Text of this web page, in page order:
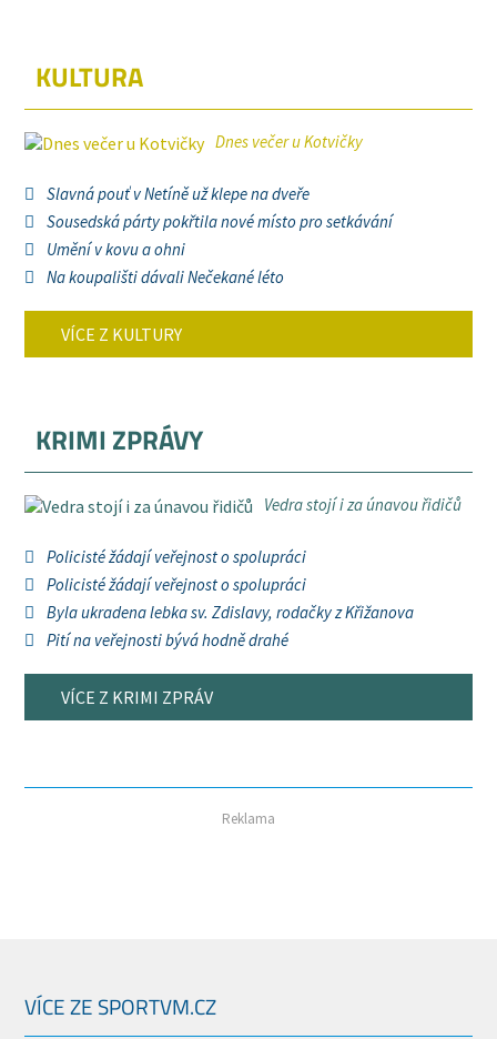
KULTURA
Dnes večer u Kotvičky
Slavná pouť v Netíně už klepe na dveře
Sousedská párty pokřtila nové místo pro setkávání
Umění v kovu a ohni
Na koupališti dávali Nečekané léto
VÍCE Z KULTURY
KRIMI ZPRÁVY
Vedra stojí i za únavou řidičů
Policisté žádají veřejnost o spolupráci
Policisté žádají veřejnost o spolupráci
Byla ukradena lebka sv. Zdislavy, rodačky z Křižanova
Pití na veřejnosti bývá hodně drahé
VÍCE Z KRIMI ZPRÁV
Reklama
VÍCE ZE SPORTVM.CZ